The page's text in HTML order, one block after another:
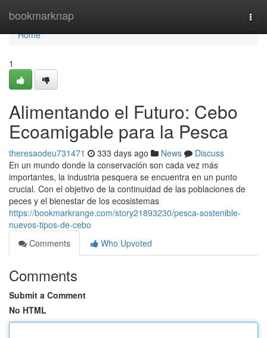
bookmarknap
Home
Home
1
Alimentando el Futuro: Cebo
Ecoamigable para la Pesca
theresaodeu731471 333 days ago News
Discuss
En un mundo donde la conservación son cada vez más
importantes, la industria pesquera se encuentra en un punto
crucial. Con el objetivo de la continuidad de las poblaciones de
peces y el bienestar de los ecosistemas
https://bookmarkrange.com/story21893230/pesca-sostenible-
nuevos-tipos-de-cebo
Comments
Who Upvoted
Comments
Submit a Comment
No HTML